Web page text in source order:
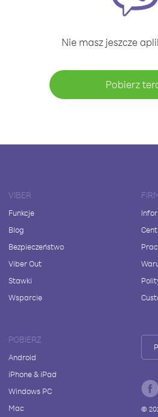
Nie masz jeszcze
Pobierz
VIBER
Funkcje
Blog
Bezpieczeństwo
Viber Out
Stawki
Wsparcie
POBIERZ
Android
iPhone & iPad
Windows PC
Mac
©